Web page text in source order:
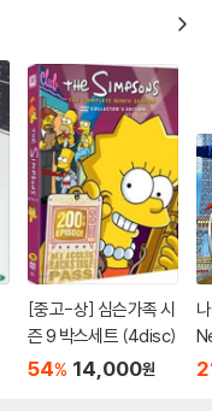
[중고-상] 심슨가족 시
즌 9 박스세트 (4disc)
54% 14,000원